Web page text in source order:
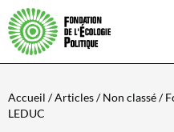
Accueil /Articles/Non classé/
LEDUC